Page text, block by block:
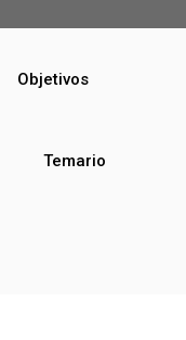
Objetivos
Temario